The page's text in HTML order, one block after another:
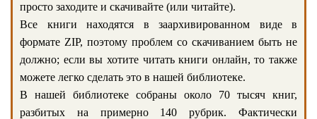
просто заходите и скачивайте (или читайте).
Все книги находятся в заархивированном виде в
формате ZIP, поэтому проблем со скачиванием быть не
должно; если вы хотите читать книги онлайн, то также
можете легко сделать это в нашей библиотеке.
В нашей библиотеке собраны около 70 тысяч книг,
разбитых на примерно 140 рубрик. Фактически